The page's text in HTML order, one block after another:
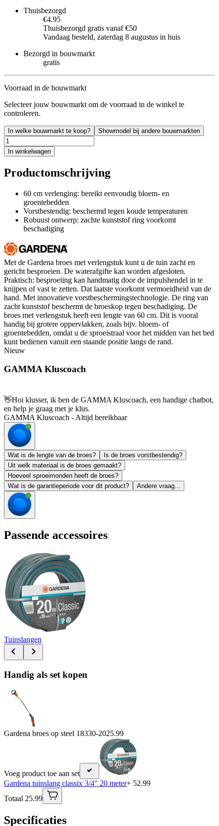
Thuisbezorgd
€4.95
Thuisbezorgd gratis vanaf €50
Vandaag besteld, zaterdag 8 augustus in huis
Bezorgd in bouwmarkt
gratis
Voorraad in de bouwmarkt
Selecteer jouw bouwmarkt om de voorraad in de winkel te
controleren.
In welke bouwmarkt te koop? Showmodel bij andere bouwmarkten
In winkelwagen
Productomschrijving
60 cm verlenging: bereikt eenvoudig bloem- en
groentebedden
Vorstbestendig: beschermd tegen koude temperaturen
Robuust ontwerp: zachte kunststof ring voorkomt
beschadiging
Met de Gardena broes met verlengstuk kunt u de tuin zacht en
gericht besproeien. De waterafgifte kan worden afgesloten.
Praktisch: besproeiing kan handmatig door de impulshendel in te
knijpen of vast te zetten. Dat laatste voorkomt vermoeidheid van de
hand. Met innovatieve vorstbeschermingstechnologie. De ring van
zacht kunststof beschermt de broeskop tegen beschadiging. De
broes met verlengstuk heeft een lengte van 60 cm. Dit is vooral
handig bij grotere oppervlakken, zoals bijv. bloem- of
groentebedden, omdat u de sproeistraal voor het midden van het bed
kunt bedienen vanuit een staande positie langs de rand.
Nieuw
GAMMA Kluscoach
👋Hoi klusser, ik ben de GAMMA Kluscoach, een handige chatbot,
en help je graag met je klus.
GAMMA Kluscoach - Altijd bereikbaar
Wat is de lengte van de broes?
Is de broes vorstbestendig?
Uit welk materiaal is de broes gemaakt?
Hoeveel sproeimonden heeft de broes?
Wat is de garantieperiode voor dit product?
Andere vraag...
Passende accessoires
Tuinslangen
Handig als set kopen
Gardena broes op steel 18330-2025.99
Voeg product toe aan set
Gardena tuinslang classix 3/4" 20 meter+ 52.99
Totaal 25.99
Specificaties